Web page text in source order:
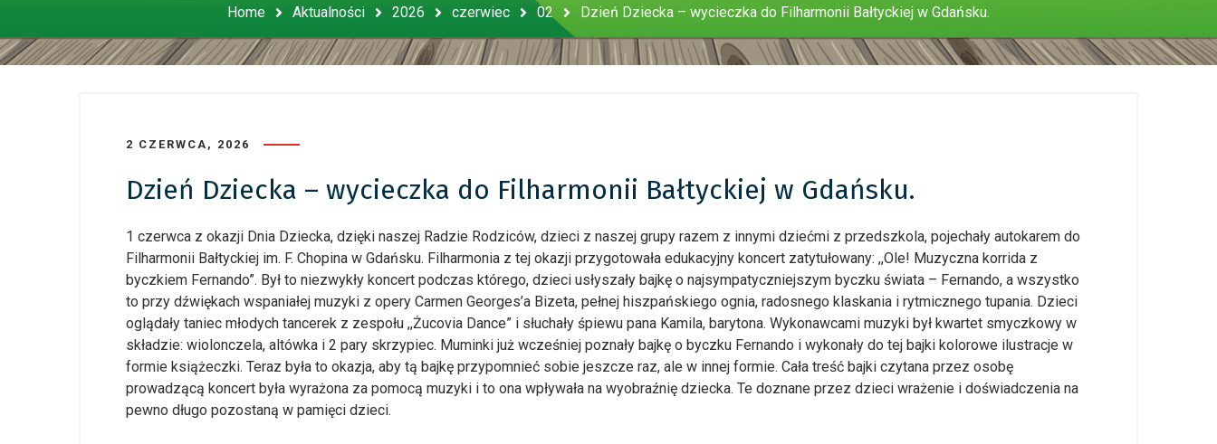
Home Aktualności 2026 czerwiec 02 Dzień Dziecka – wycieczka do Filharmonii Bałtyckiej w Gdańsku.
2 CZERWCA, 2026
Dzień Dziecka – wycieczka do Filharmonii Bałtyckiej w Gdańsku.
1 czerwca z okazji Dnia Dziecka, dzięki naszej Radzie Rodziców, dzieci z naszej grupy razem z innymi dziećmi z przedszkola, pojechały autokarem do
Filharmonii Bałtyckiej im. F. Chopina w Gdańsku. Filharmonia z tej okazji przygotowała edukacyjny koncert zatytułowany: ,,Ole! Muzyczna korrida z
byczkiem Fernando”. Był to niezwykły koncert podczas którego, dzieci usłyszały bajkę o najsympatyczniejszym byczku świata – Fernando, a wszystko
to przy dźwiękach wspaniałej muzyki z opery Carmen Georges’a Bizeta, pełnej hiszpańskiego ognia, radosnego klaskania i rytmicznego tupania. Dzieci
oglądały taniec młodych tancerek z zespołu ,,Żucovia Dance” i słuchały śpiewu pana Kamila, barytona. Wykonawcami muzyki był kwartet smyczkowy w
składzie: wiolonczela, altówka i 2 pary skrzypiec. Muminki już wcześniej poznały bajkę o byczku Fernando i wykonały do tej bajki kolorowe ilustracje w
formie książeczki. Teraz była to okazja, aby tą bajkę przypomnieć sobie jeszcze raz, ale w innej formie. Cała treść bajki czytana przez osobę
prowadzącą koncert była wyrażona za pomocą muzyki i to ona wpływała na wyobraźnię dziecka. Te doznane przez dzieci wrażenie i doświadczenia na
pewno długo pozostaną w pamięci dzieci.